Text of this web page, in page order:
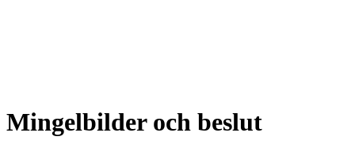
Mingelbilder och beslut